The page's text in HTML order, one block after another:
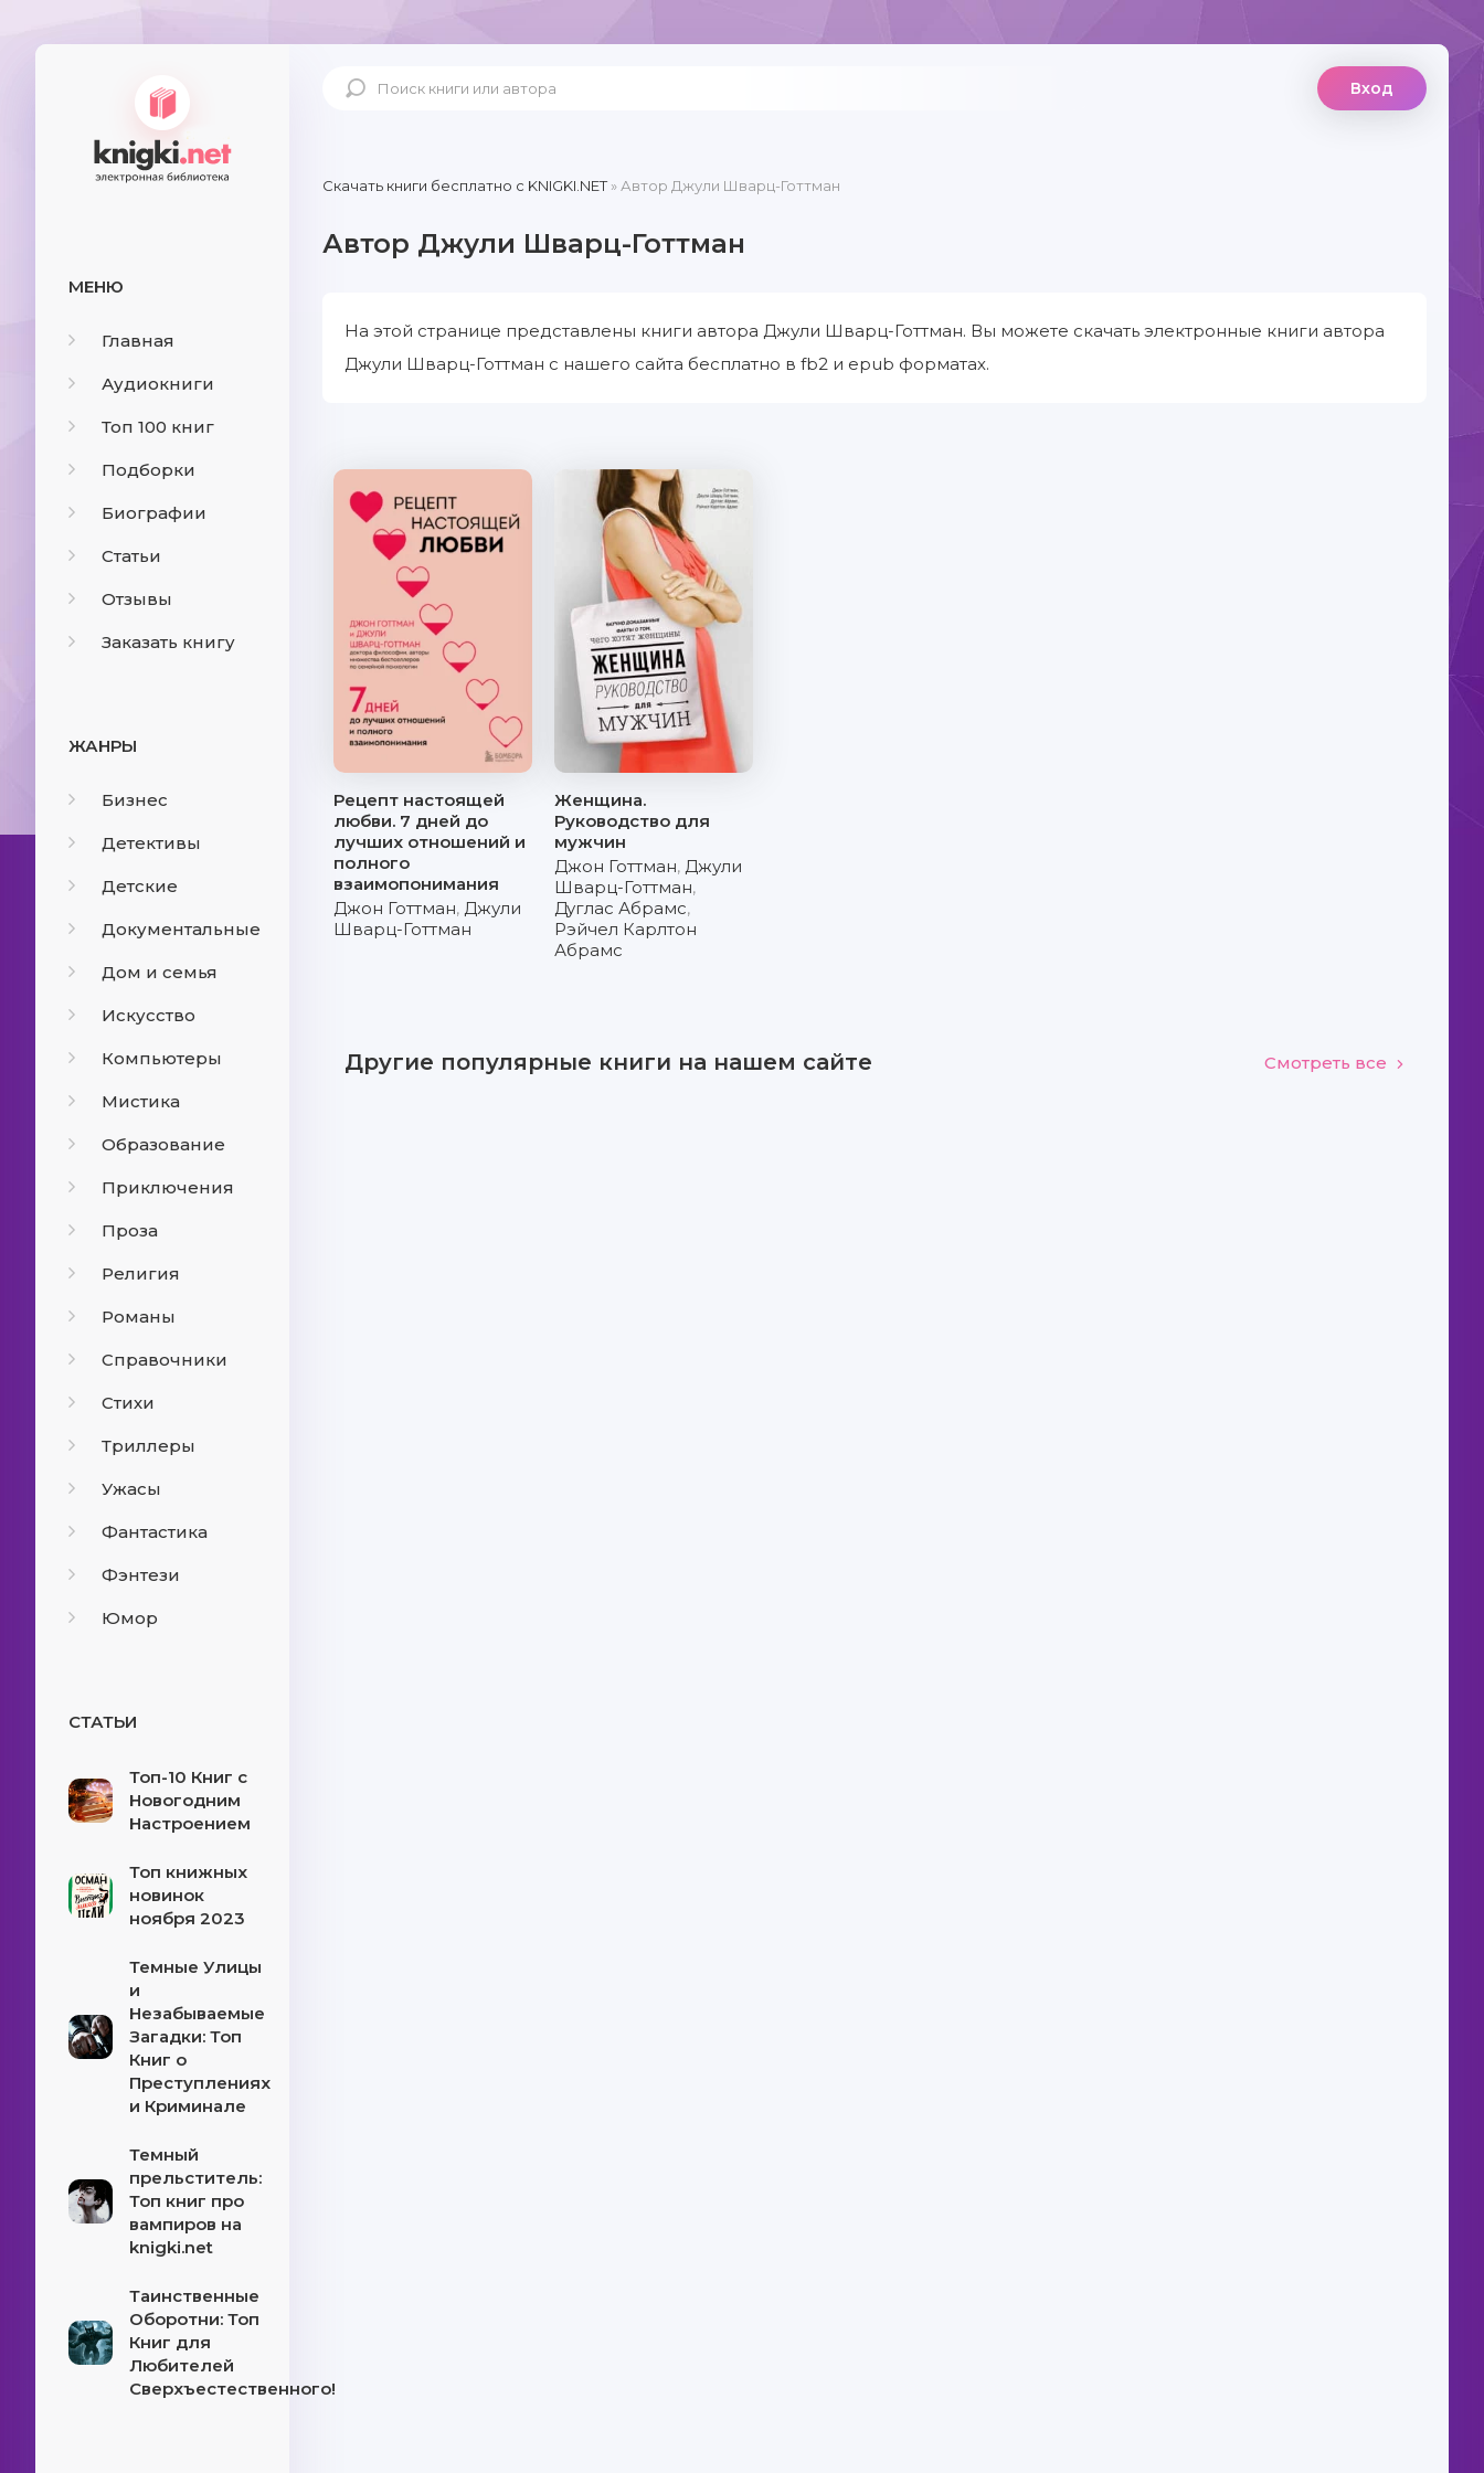
МЕНЮ
Главная
Аудиокниги
Топ 100 книг
Подборки
Биографии
Статьи
Отзывы
Заказать книгу
ЖАНРЫ
Бизнес
Детективы
Детские
Документальные
Дом и семья
Искусство
Компьютеры
Мистика
Образование
Приключения
Проза
Религия
Романы
Справочники
Стихи
Триллеры
Ужасы
Фантастика
Фэнтези
Юмор
СТАТЬИ
Топ-10 Книг с
Новогодним
Настроением
Топ книжных
новинок
ноября 2023
Темные Улицы
и
Незабываемые
Загадки: Топ
Книг о
Преступлениях
и Криминале
Темный
прельститель:
Топ книг про
вампиров на
knigki.net
Таинственные
Оборотни: Топ
Книг для
Любителей
Сверхъестественного!
Вход
Скачать книги бесплатно c KNIGKI.NET» Автор Джули Шварц-Готтман
Автор Джули Шварц-Готтман
На этой странице представлены книги автора Джули Шварц-Готтман. Вы можете скачать электронные книги автора
Джули Шварц-Готтман с нашего сайта бесплатно в fb2 и epub форматах.
Рецепт настоящей
любви. 7 дней до
лучших отношений и
полного
взаимопонимания
Джон Готтман, Джули
Шварц-Готтман
Женщина.
Руководство для
мужчин
Джон Готтман, Джули
Шварц-Готтман,
Дуглас Абрамс,
Рэйчел Карлтон
Абрамс
Другие популярные книги на нашем сайте Смотреть все